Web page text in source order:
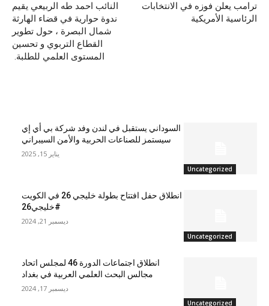
النائب احمد طه الربيعي يقيم
ندوة حوارية في قضاء الهارثة
شمال البصرة ، حول تطوير
القطاع التربوي و تحسين
المستوى العلمي للطلبة.
ترامب يعلن فوزه في الانتخابات
الرئاسية الأمريكية
Uncategorized
السوداني يستقبل في لندن وفد شركة بي أي إي
سيستمز للصناعات الحربية والأمن السيبراني
يناير 15, 2025
Uncategorized
انطلاق حفل افتتاح بطولة خليجي 26 في الكويت
#خليجي26
ديسمبر 21, 2024
Uncategorized
انطلاق اجتماعات الدورة 46 لمجلس اتحاد
مجالس البحث العلمي العربية في بغداد
ديسمبر 17, 2024